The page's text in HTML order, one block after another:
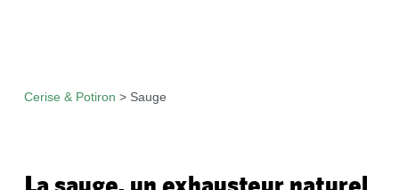
Cerise & Potiron > Sauge